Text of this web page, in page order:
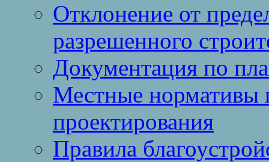
Отклонение от
разрешенного
Документация по
Местные нормативы
проектирования
Правила